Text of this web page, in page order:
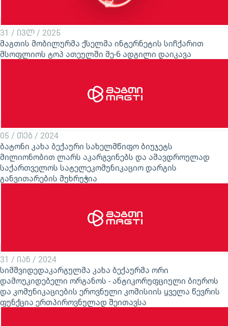
31 / ივლ / 2025
მაგთის მობილურმა ქსელმა ინტერნეტის სიჩქარით
მსოფლიოს ტოპ ათეულში მე-6 ადგილი დაიკავა
05 / თებ / 2024
ბატონი კახა ბექაური სახელმწიფო ბიუჯეტს
მილიონობით ლარს აკარგვინებს და ამავდროულად
საქართველოს სატელეკომუნიკაციო დარგის
განვითარების მუხრუჭია
31 / იან / 2024
სიმშვიდედაკარგულმა კახა ბექაურმა ორი
დამოუკიდებელი ორგანოს - ანტიკორუფციული ბიუროს
და კომუნიკაციების ეროვნული კომისიის ყველა წევრის
ფუნქცია ერთპიროვნულად შეითავსა